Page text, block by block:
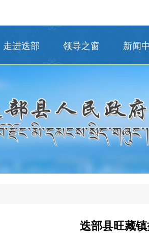
走进迭部 领导之窗 新闻
迭部县旺藏